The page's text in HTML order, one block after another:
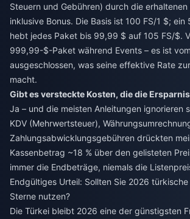
Steuern und Gebühren) durch die erhaltenen
inklusive Bonus. Die Basis ist 100 FS/1 $; ein
hebt jedes Paket bis 99,99 $ auf 105 FS/$.
999,99-$-Paket während Events – es ist
ausgeschlossen, was seine effektive Rate
macht.
Gibt es versteckte Kosten, die die
Ja – und die meisten Anleitungen ignorieren
KDV (Mehrwertsteuer),
Zahlungsabwicklungsgebühren drückten
Kassenbetrag ~18 % über den gelisteten
immer die Endbeträge, niemals die
Endgültiges Urteil: Sollten Sie 2026
Sterne nutzen?
Die Türkei bleibt 2026 eine der günstigsten